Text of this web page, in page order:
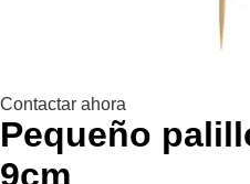
Contactar ahora
Pequeño
9cm